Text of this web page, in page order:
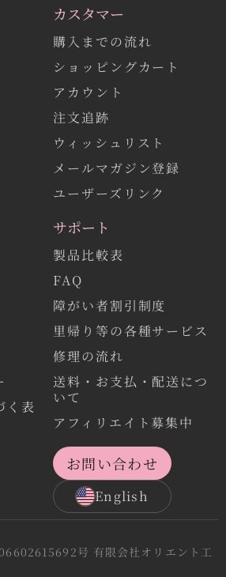
カスタマー
購入までの流れ
ショッピングカート
アカウント
注文追跡
ウィッシュリスト
メールマガジン登録
ユーザーズリンク
く表
サポート
製品比較表
FAQ
障がい者割引制度
里帰り等の各種サービス
修理の流れ
送料・お支払・配送につ
いて
アフィリエイト募集中
お問い合わせ
English
号 有限会社オリエント工